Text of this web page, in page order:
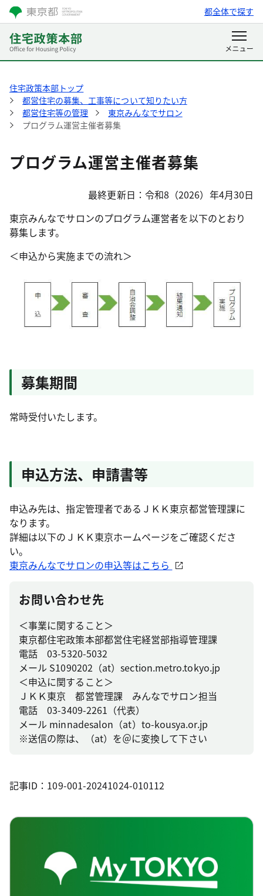
都全体で探す
住宅政策本部トップ
都営住宅の募集、工事等について知りたい方
都営住宅等の管理
東京みんなでサロン
プログラム運営主催者募集
プログラム運営主催者募集
最終更新日：令和8（2026）年4月30日
東京みんなでサロンのプログラム運営者を以下のとおり
募集します。
＜申込から実施までの流れ＞
募集期間
常時受付いたします。
申込方法、申請書等
申込み先は、指定管理者であるＪＫＫ東京都営管理課に
なります。
詳細は以下のＪＫＫ東京ホームページをご確認くださ
い。
東京みんなでサロンの申込等はこちら
お問い合わせ先
＜事業に関すること＞
東京都住宅政策本部都営住宅経営部指導管理課
電話 03-5320-5032
メール S1090202（at）section.metro.tokyo.jp
＜申込に関すること＞
ＪＫＫ東京 都営管理課 みんなでサロン担当
電話 03-3409-2261（代表）
メール minnadesalon（at）to-kousya.or.jp
※送信の際は、（at）を＠に変換して下さい
記事ID：109-001-20241024-010112